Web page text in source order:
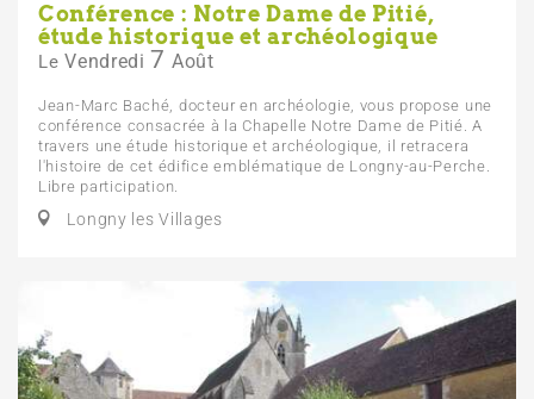
Conférence : Notre Dame de Pitié,
étude historique et archéologique
Le Vendredi 7 Août
Jean-Marc Baché, docteur en archéologie, vous propose une
conférence consacrée à la Chapelle Notre Dame de Pitié. A
travers une étude historique et archéologique, il retracera
l'histoire de cet édifice emblématique de Longny-au-Perche.
Libre participation.
Longny les Villages